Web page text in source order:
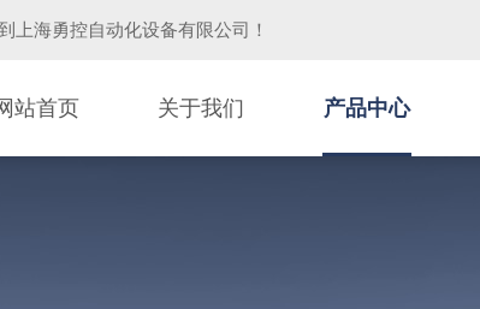
上海勇控自动化设备有限公司 ！
站首页 关于我们 产品中心